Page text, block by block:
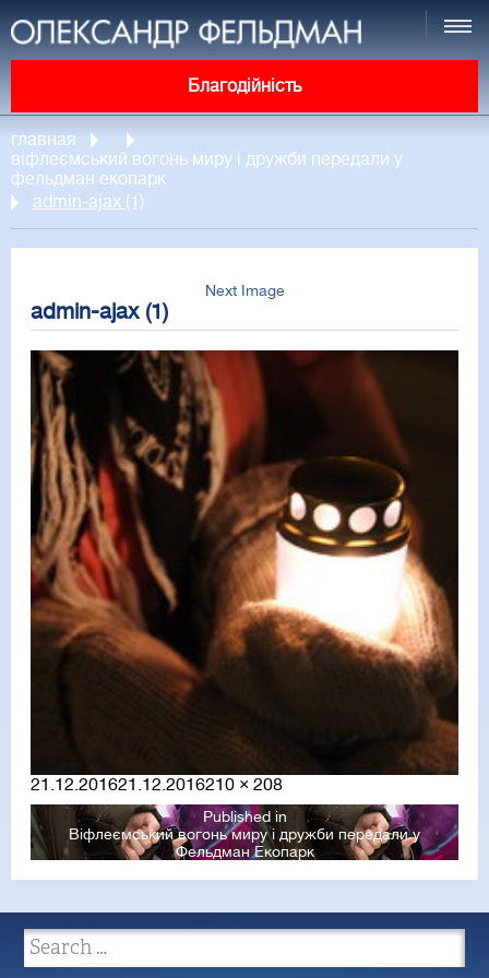
Благодійність
главная
віфлеємський вогонь миру і дружби передали у
фельдман екопарк
admin-ajax (1)
Next Image
admin-ajax (1)
Posted
on
21.12.201621.12.2016Full
size
210 × 208
Published in
Віфлеємський вогонь миру і дружби передали у
Фельдман Екопарк